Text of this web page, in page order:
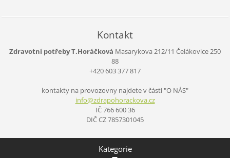
Kontakt
Zdravotní potřeby T.Horáčková Masarykova 212/11 Čelákovice250
88
+420 603 377 817
kontakty na provozovny najdete v části "O NÁS"
info@zdrapohorackova.cz
IČ 766 600 36
DIČ CZ 7857301045
Kategorie